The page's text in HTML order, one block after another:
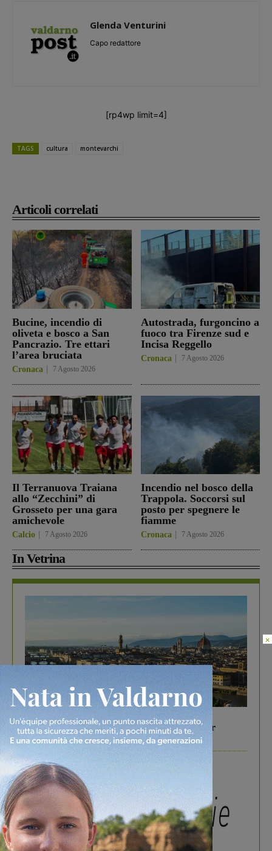
Articoli correlati
Bucine, incendio di
oliveta e bosco a San
Pancrazio. Tre ettari
l’area bruciata
Cronaca 7 Agosto 2026
Autostrada, furgoncino a
fuoco tra Firenze sud e
Incisa Reggello
Cronaca 7 Agosto 2026
Il Terranuova Traiana
allo “Zecchini” di
Grosseto per una gara
amichevole
Calcio 7 Agosto 2026
Incendio nel bosco della
Trappola. Soccorsi sul
posto per spegnere le
fiamme
Cronaca 7 Agosto 2026
In Vetrina
In vetrina 6 Agosto 2026
Gita di famiglia a Firenze: 5 idee per far
divertire i tuoi figli
Glenda Venturini
Capo redattore
[rp4wp limit=4]
TAGS cultura montevarchi
×